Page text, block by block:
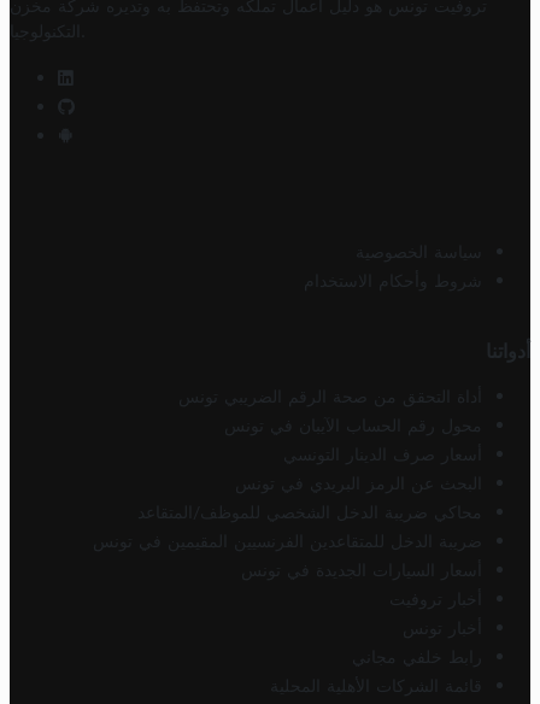
تروفيت تونس هو دليل أعمال تملكه وتحتفظ به وتديره
شركة مخزن
التكنولوجيا
سياسة الخصوصية
شروط وأحكام الاستخدام
أدواتنا
أداة التحقق من صحة الرقم الضريبي تونس
محول رقم الحساب الآيبان في تونس
أسعار صرف الدينار التونسي
البحث عن الرمز البريدي في تونس
محاكي ضريبة الدخل الشخصي للموظف/المتقاعد
ضريبة الدخل للمتقاعدين الفرنسيين المقيمين في تونس
أسعار السيارات الجديدة في تونس
أخبار تروفيت
أخبار تونس
رابط خلفي مجاني
قائمة الشركات الأهلية المحلية